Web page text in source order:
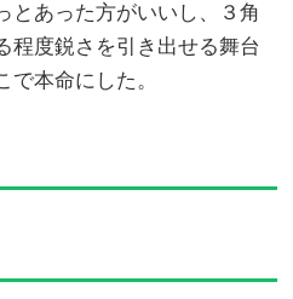
とあった方がいいし、３角
程度鋭さを引き出せる舞台
本命にした。